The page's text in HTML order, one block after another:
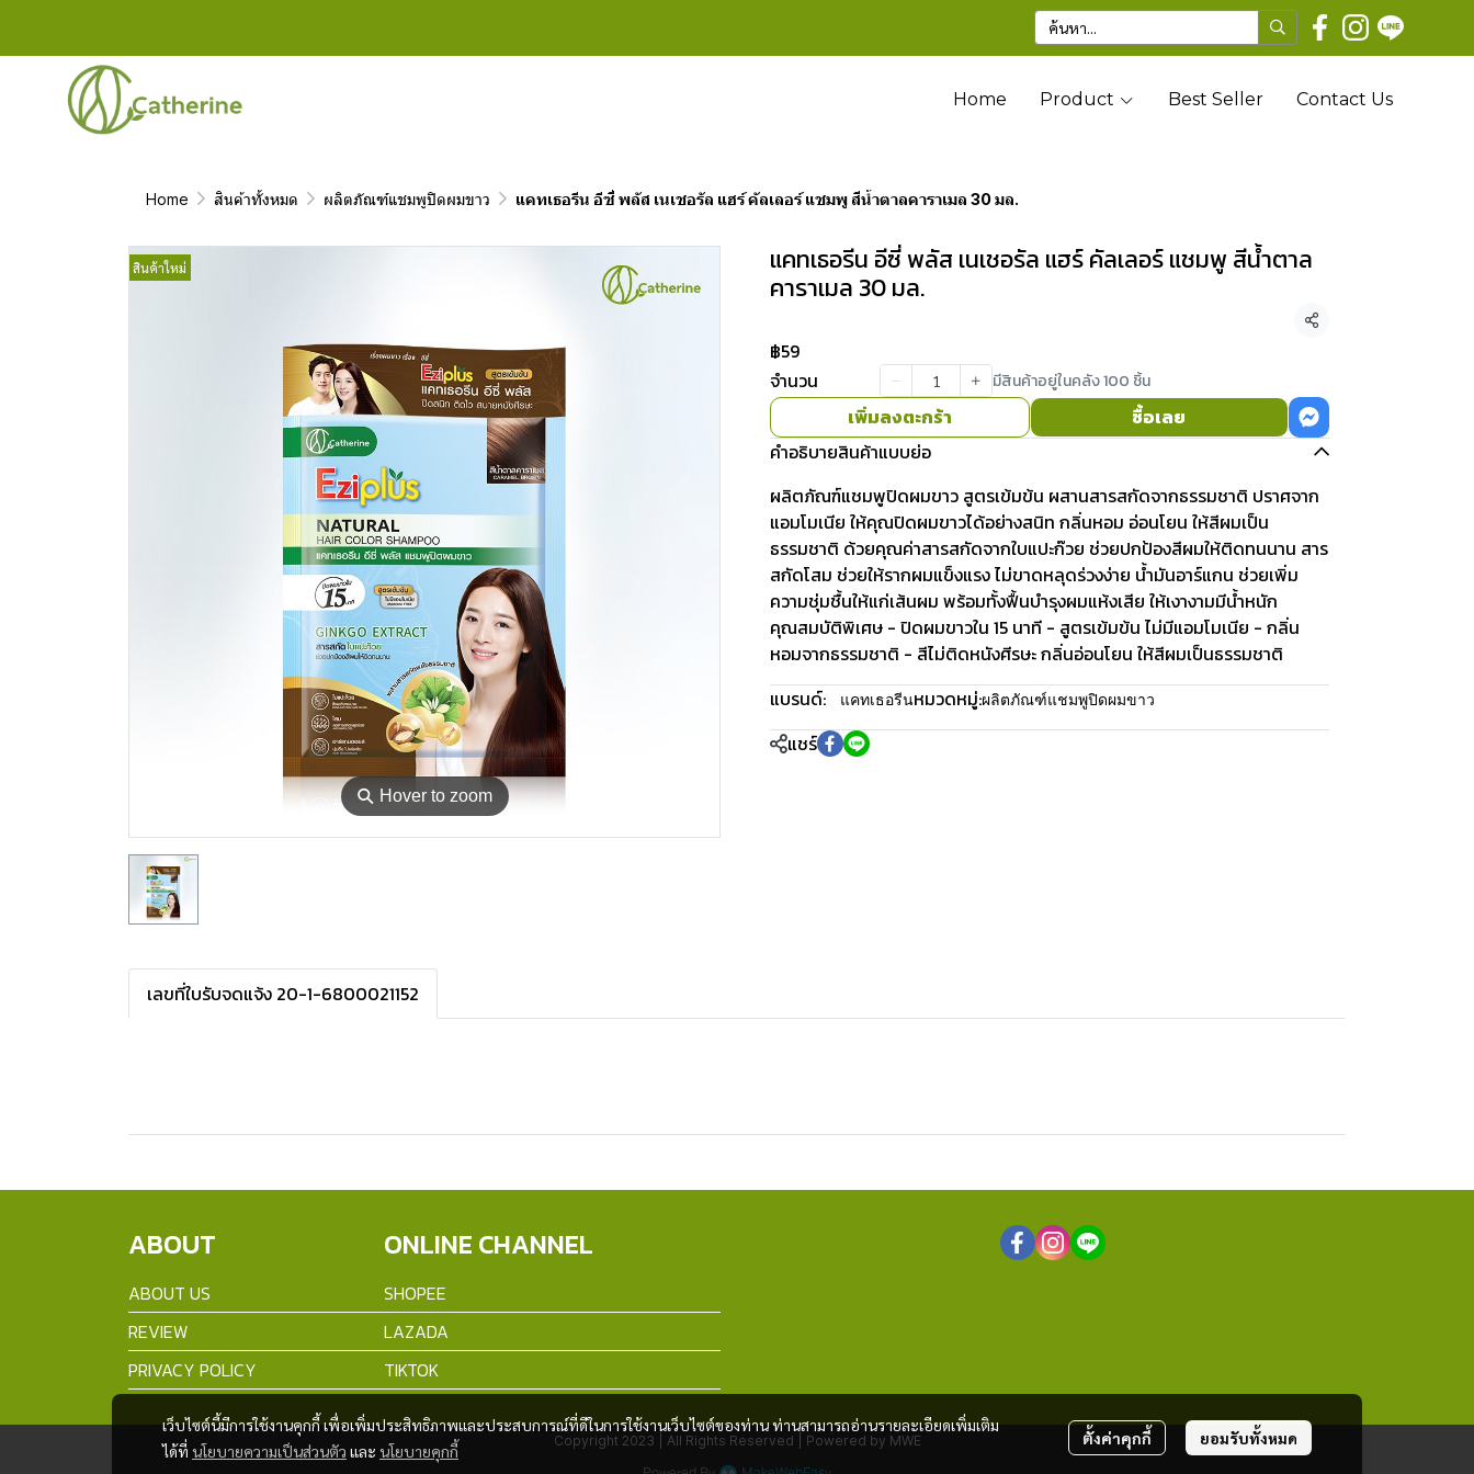
Home Product Best Seller Contact Us
Home สินค้าทั้งหมด ผลิตภัณฑ์แชมพูปิดผมขาว แคทเธอรีน อีซี่ พลัส เนเชอรัล แฮร์ คัลเลอร์ แชมพู สีน้ำตาลคาราเมล 30 มล.
⚲ Hover to zoom
สินค้าใหม่ แคทเธอรีน อีซี่ พลัส เนเชอรัล แฮร์ คัลเลอร์ แชมพู สีน้ำตาล
คาราเมล 30 มล.
แชร์
฿59
จำนวน
มีสินค้าอยู่ในคลัง 100 ชิ้น
เพิ่มลงตะกร้า
ซื้อเลย
คำอธิบายสินค้าแบบย่อ
ผลิตภัณฑ์แชมพูปิดผมขาว สูตรเข้มข้น ผสานสารสกัดจากธรรมชาติ ปราศจาก
แอมโมเนีย ให้คุณปิดผมขาวได้อย่างสนิท กลิ่นหอม อ่อนโยน ให้สีผมเป็น
ธรรมชาติ ด้วยคุณค่าสารสกัดจากใบแปะก๊วย ช่วยปกป้องสีผมให้ติดทนนาน สาร
สกัดโสม ช่วยให้รากผมแข็งแรง ไม่ขาดหลุดร่วงง่าย น้ำมันอาร์แกน ช่วยเพิ่ม
ความชุ่มชื้นให้แก่เส้นผม พร้อมทั้งฟื้นบำรุงผมแห้งเสีย ให้เงางามมีน้ำหนัก
คุณสมบัติพิเศษ - ปิดผมขาวใน 15 นาที - สูตรเข้มข้น ไม่มีแอมโมเนีย - กลิ่น
หอมจากธรรมชาติ - สีไม่ติดหนังศีรษะ กลิ่นอ่อนโยน ให้สีผมเป็นธรรมชาติ
แบรนด์:
แคทเธอรีนหมวดหมู่:ผลิตภัณฑ์แชมพูปิดผมขาว
แชร์
เลขที่ใบรับจดแจ้ง 20-1-6800021152
เว็บไซต์นี้มีการใช้งานคุกกี้ เพื่อเพิ่มประสิทธิภาพและประสบการณ์ที่ดีในการใช้งานเว็บไซต์ของท่าน ท่านสามารถอ่านรายละเอียดเพิ่มเติม
ได้ที่ นโยบายความเป็นส่วนตัว และ นโยบายคุกกี้
ตั้งค่าคุกกี้ ยอมรับทั้งหมด
ABOUT
ABOUT US
REVIEW
PRIVACY POLICY
ONLINE CHANNEL
SHOPEE
LAZADA
TIKTOK
Copyright 2023 | All Rights Reserved | Powered by MWE